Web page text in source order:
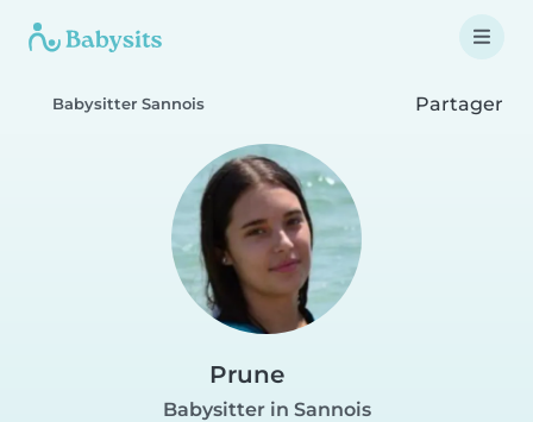
Babysitter Sannois Partager
Prune
Babysitter in Sannois